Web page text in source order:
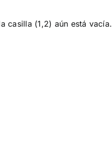
casilla (1,2) aún está vacía.